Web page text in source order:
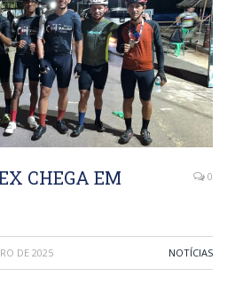
CHEGA EM
0
DE 2025 NOTÍCIAS